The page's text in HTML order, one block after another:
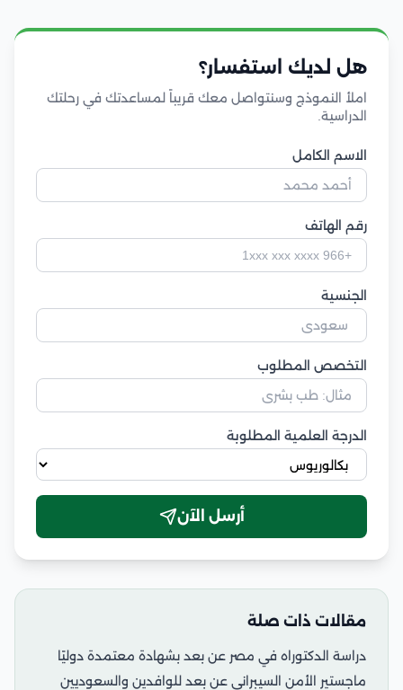
هل لديك استفسار؟
املأ النموذج وسنتواصل معك قريباً لمساعدتك في رحلتك
الدراسية.
الاسم الكامل
رقم الهاتف
الجنسية
التخصص المطلوب
الدرجة العلمية المطلوبة
أرسل الآن
مقالات ذات صلة
دراسة الدكتوراه في مصر عن بعد بشهادة معتمدة دوليًا
ماجستير الأمن السيبراني عن بعد للوافدين والسعوديين